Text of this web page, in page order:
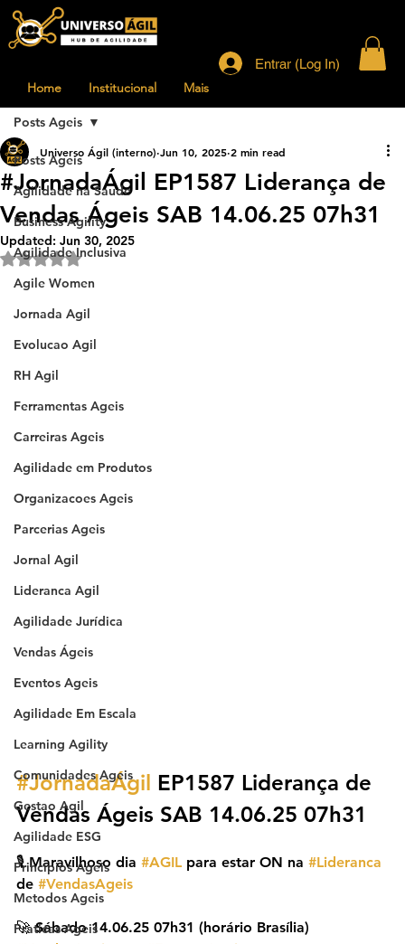
Home Institucional Mais
Entrar (Log In)
Posts Ageis
Agilidade na Saude
Business Agility
Agilidade Inclusiva
Agile Women
Jornada Agil
Evolucao Agil
RH Agil
Ferramentas Ageis
Carreiras Ageis
Agilidade em Produtos
Organizacoes Ageis
Parcerias Ageis
Jornal Agil
Lideranca Agil
Agilidade Jurídica
Vendas Ágeis
Eventos Ageis
Agilidade Em Escala
Learning Agility
Comunidades Ageis
Gestao Agil
Agilidade ESG
Principios Ageis
Metodos Ageis
Praticas Ageis
Posts Ageis
#JornadaÁgil EP1587 Liderança de
Vendas Ágeis SAB 14.06.25 07h31
Universo Ágil (interno) Jun 10, 2025 2 min read
Updated: Jun 30, 2025
Rated NaN out of 5 stars.
#JornadaÁgil EP1587 Liderança de
Vendas Ágeis SAB 14.06.25 07h31
🎙️ Maravilhoso dia #AGIL para estar ON na #Lideranca
de #VendasAgeis
🚀 Sábado 14.06.25 07h31 (horário Brasília)